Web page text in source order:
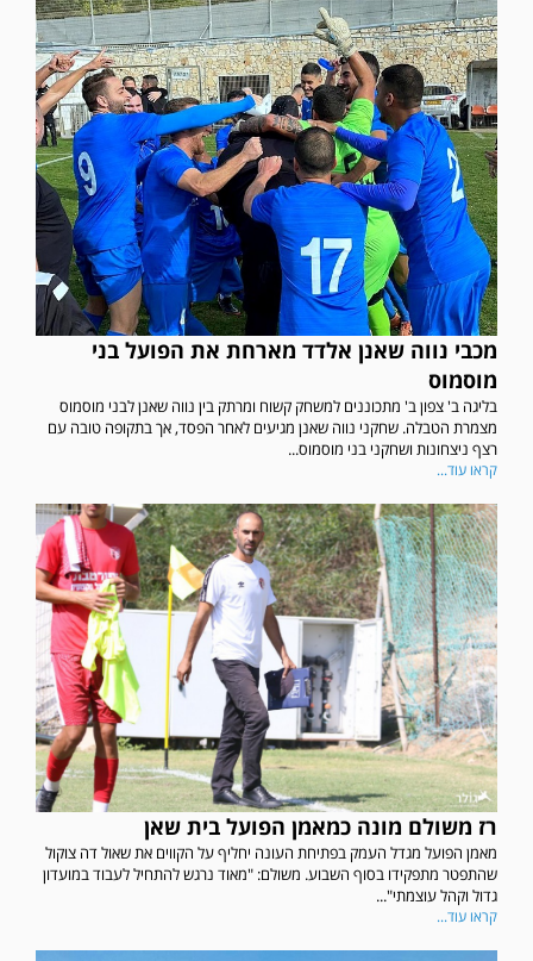
מכבי נווה שאנן אלדד מארחת את הפועל בני
מוסמוס
בליגה ב' צפון ב' מתכוננים למשחק קשוח ומרתק בין נווה שאנן לבני מוסמוס
מצמרת הטבלה. שחקני נווה שאנן מגיעים לאחר הפסד, אך בתקופה טובה עם
רצף ניצחונות ושחקני בני מוסמוס...
קראו עוד...
רז משולם מונה כמאמן הפועל בית שאן
מאמן הפועל מגדל העמק בפתיחת העונה יחליף על הקווים את שאול דה צוקול
שהתפטר מתפקידו בסוף השבוע. משולם: "מאוד נרגש להתחיל לעבוד במועדון
גדול וקהל עוצמתי"...
קראו עוד...